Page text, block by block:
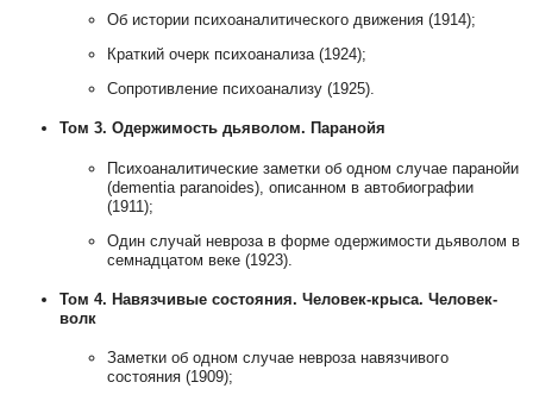
Об истории психоаналитического движения (1914);
Краткий очерк психоанализа (1924);
Сопротивление психоанализу (1925).
Том 3. Одержимость дьяволом. Паранойя
Психоаналитические заметки об одном случае паранойи
(dementia paranoides), описанном в автобиографии
(1911);
Один случай невроза в форме одержимости дьяволом в
семнадцатом веке (1923).
Том 4. Навязчивые состояния. Человек-крыса. Человек-
волк
Заметки об одном случае невроза навязчивого
состояния (1909);